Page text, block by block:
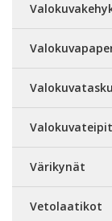
Valokuvateipit
Värikynät
Vetolaatikot